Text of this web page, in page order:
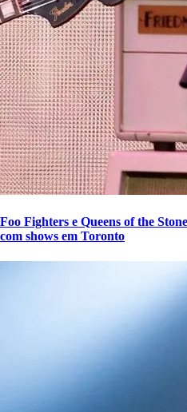
Foo Fighters e Queens of the
com shows em Toronto